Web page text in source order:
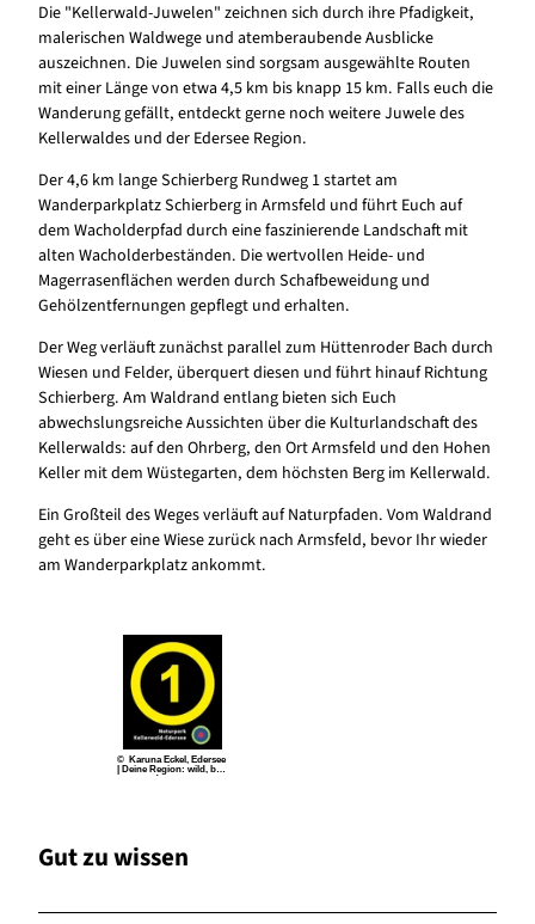
Die "Kellerwald-Juwelen" zeichnen sich durch ihre Pfadigkeit,
malerischen Waldwege und atemberaubende Ausblicke
auszeichnen. Die Juwelen sind sorgsam ausgewählte Routen
mit einer Länge von etwa 4,5 km bis knapp 15 km. Falls euch die
Wanderung gefällt, entdeckt gerne noch weitere Juwele des
Kellerwaldes und der Edersee Region.
Der 4,6 km lange Schierberg Rundweg 1 startet am
Wanderparkplatz Schierberg in Armsfeld und führt Euch auf
dem Wacholderpfad durch eine faszinierende Landschaft mit
alten Wacholderbeständen. Die wertvollen Heide- und
Magerrasenflächen werden durch Schafbeweidung und
Gehölzentfernungen gepflegt und erhalten.
Der Weg verläuft zunächst parallel zum Hüttenroder Bach durch
Wiesen und Felder, überquert diesen und führt hinauf Richtung
Schierberg. Am Waldrand entlang bieten sich Euch
abwechslungsreiche Aussichten über die Kulturlandschaft des
Kellerwalds: auf den Ohrberg, den Ort Armsfeld und den Hohen
Keller mit dem Wüstegarten, dem höchsten Berg im Kellerwald.
Ein Großteil des Weges verläuft auf Naturpfaden. Vom Waldrand
geht es über eine Wiese zurück nach Armsfeld, bevor Ihr wieder
am Wanderparkplatz ankommt.
© Karuna Eckel, Edersee
| Deine Region: wild, bun
t, gesund.
Gut zu wissen